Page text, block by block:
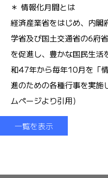
＊ 情報化月間とは
経済産業省をはじめ、内閣
学省及び国土交通省の6府
を促進し、豊かな国民生
和47年から毎年10月を「
進のための各種行事を実
ムページより引用）
一覧を表示